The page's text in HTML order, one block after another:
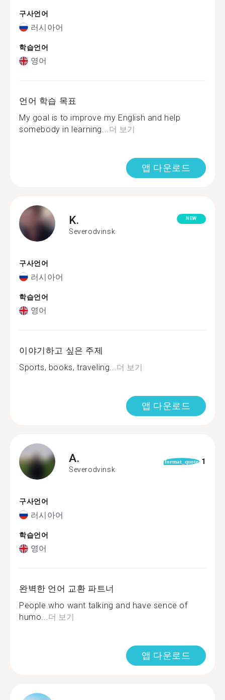
구사언어
러시아어
학습언어
영어
언어 학습 목표
My goal is to improve my English and help
somebody in learning...더 보기
앱 다운로드
K.
Severodvinsk
NEW
구사언어
러시아어
학습언어
영어
이야기하고 싶은 주제
Sports, books, traveling...더 보기
앱 다운로드
A.
Severodvinsk
format_quote 1
구사언어
러시아어
학습언어
영어
완벽한 언어 교환 파트너
People who want talking and have sence of
humo...더 보기
앱 다운로드